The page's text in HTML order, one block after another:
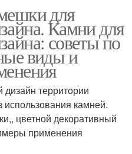
для
Камни для
советы по
виды и
территории
использования камней.
цветной декоративный
применения